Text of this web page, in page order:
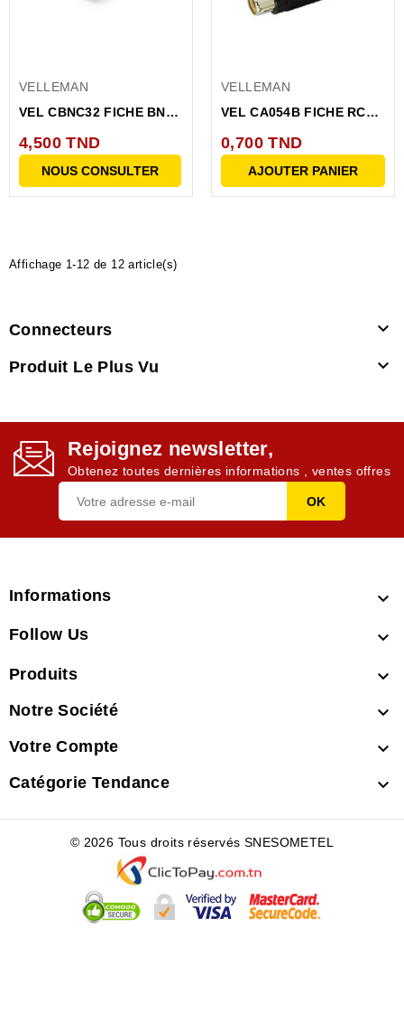
VELLEMAN
VEL CBNC32 FICHE BNC
4,500 TND
NOUS CONSULTER
VELLEMAN
VEL CA054B FICHE RCA
NOIRE
0,700 TND
AJOUTER PANIER
Affichage 1-12 de 12 article(s)
Connecteurs 
Produit Le Plus Vu 
Rejoignez newsletter,
Obtenez toutes dernières informations , ventes offres
Informations 
Follow Us 
Produits 
Notre Société 
Votre Compte 
Catégorie Tendance 
© 2026 Tous droits réservés SNESOMETEL